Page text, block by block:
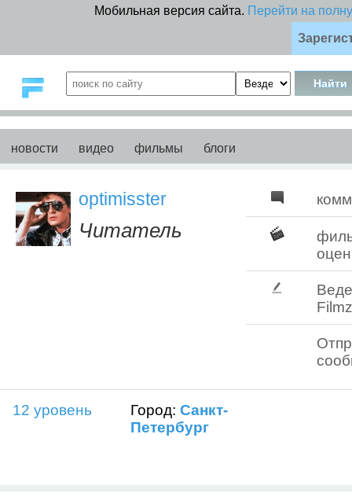
Мобильная версия сайта. Перейти на
новости видео фильмы блоги
optimisster
Читатель
12 уровень Город: Санкт-
Петербург